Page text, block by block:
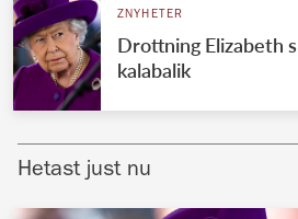
VÄRLDENS
Brittiska
ZNYHETER
Drottning Elizabeth
kalabalik
Hetast just nu